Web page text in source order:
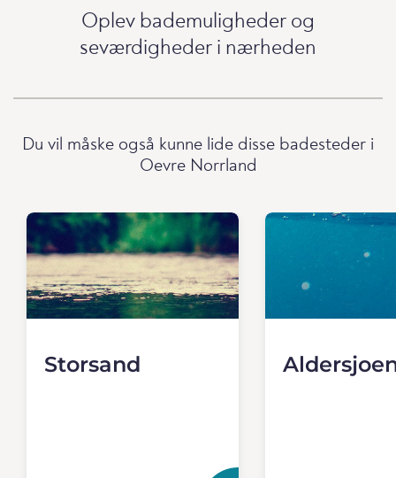
Oplev bademuligheder og
seværdigheder i nærheden
Du vil måske også kunne lide disse badesteder i
Oevre Norrland
Storsand